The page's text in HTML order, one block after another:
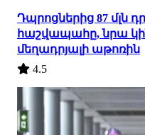
Դպրոցներից 87 մլն
հաշվապահը, նրա
մեղադրյալի աթոռին
4.5